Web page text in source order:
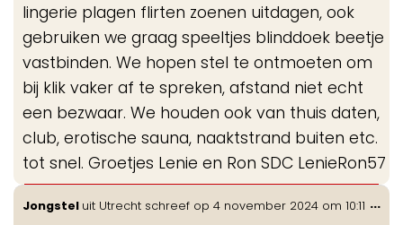
lingerie plagen flirten zoenen uitdagen, ook
gebruiken we graag speeltjes blinddoek beetje
vastbinden. We hopen stel te ontmoeten om
bij klik vaker af te spreken, afstand niet echt
een bezwaar. We houden ook van thuis daten,
club, erotische sauna, naaktstrand buiten etc.
tot snel. Groetjes Lenie en Ron SDC LenieRon57
Jongstel uit Utrecht schreef op 4 november 2024 om 10:11 ...